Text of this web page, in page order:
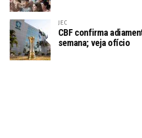
JEC
CBF confirma
semana; veja ofício